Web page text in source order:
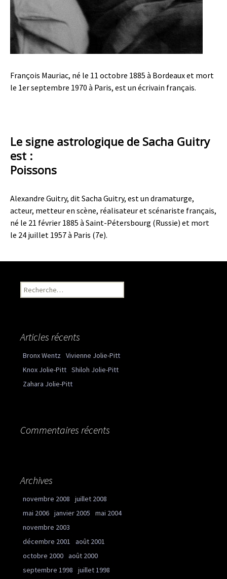
François Mauriac, né le 11 octobre 1885 à Bordeaux et mort
le 1er septembre 1970 à Paris, est un écrivain français.
Le signe astrologique de Sacha Guitry
est :
Poissons
Alexandre Guitry, dit Sacha Guitry, est un dramaturge,
acteur, metteur en scène, réalisateur et scénariste français,
né le 21 février 1885 à Saint-Pétersbourg (Russie) et mort
le 24 juillet 1957 à Paris (7e).
Recherche pour :
Articles récents
Bronx Wentz Vivienne Jolie-Pitt
Knox Jolie-Pitt Shiloh Jolie-Pitt
Zahara Jolie-Pitt
Commentaires récents
Archives
novembre 2008
juillet 2008
mai 2006 janvier 2005
mai 2004
novembre 2003
décembre 2001
août 2001
octobre 2000 août 2000
septembre 1998
juillet 1998